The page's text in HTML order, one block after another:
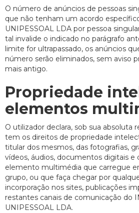
O número de anúncios de pessoas
que não tenham um acordo
UNIPESSOAL LDA por pessoa
tal invalide o indicado no parágrafo
limite for ultrapassado, os anúncios
número serão eliminados, sem aviso
mais antigo.
Propriedade
elementos
O utilizador declara, sob sua absoluta
tem os direitos de propriedade
titular dos mesmos, das fotografias,
vídeos, áudios, documentos digitais
elemento multimédia que carregue
grupo, ou que faça chegar por
incorporação nos sites, publicações
restantes canais de comunicação do
UNIPESSOAL LDA.